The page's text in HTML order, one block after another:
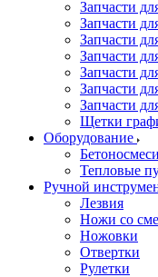
Запчасти
Запчасти
Запчасти
Запчасти
Запчасти
Запчасти
Запчасти
Щетки
Оборудование
Тепловые
Ручной
Лезвия
Ножи со
Ножовки
Отвертки
Рулетки